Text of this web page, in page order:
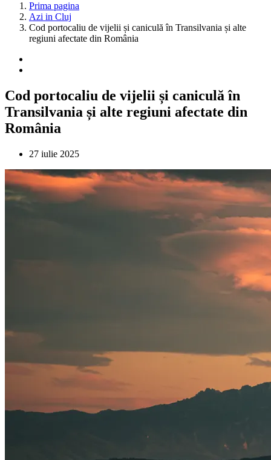
Prima pagina
Azi in Cluj
Cod portocaliu de vijelii și caniculă în Transilvania și alte
regiuni afectate din România
Cod portocaliu de vijelii și caniculă în
Transilvania și alte regiuni afectate din
România
27 iulie 2025